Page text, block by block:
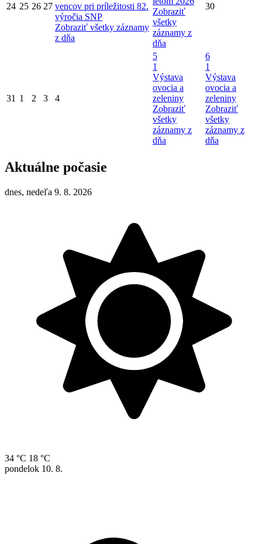
24 25 26 27 vencov pri príležitosti 82.
výročia SNP
Zobraziť všetky záznamy
z dňa
Zobraziť
všetky
záznamy z
dňa
30
31 1 2 3 4
5
1
Výstava
ovocia a
zeleniny
Zobraziť
všetky
záznamy z
dňa
6
1
Výstava
ovocia a
zeleniny
Zobraziť
všetky
záznamy z
dňa
Aktuálne počasie
dnes, nedeľa 9. 8. 2026
34 °C 18 °C
pondelok 10. 8.